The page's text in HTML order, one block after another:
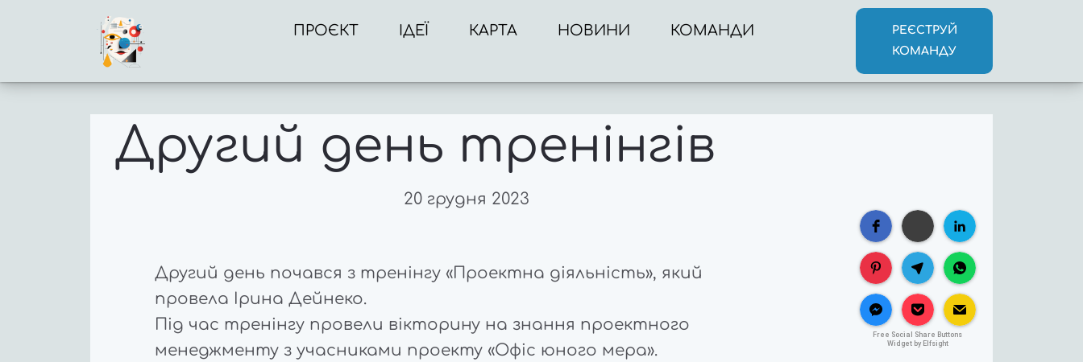
ПРОЄКТ ІДЕЇ КАРТА НОВИНИ КОМАНДИ
РЕЄСТРУЙ
КОМАНДУ
Другий день тренінгів
20 грудня 2023
Другий день почався з тренінгу «Проектна діяльність», який
провела Ірина Дейнеко.
Під час тренінгу провели вікторину на знання проектного
менеджменту з учасниками проекту «Офіс юного мера».
Free Social Share Buttons
Widget by Elfsight